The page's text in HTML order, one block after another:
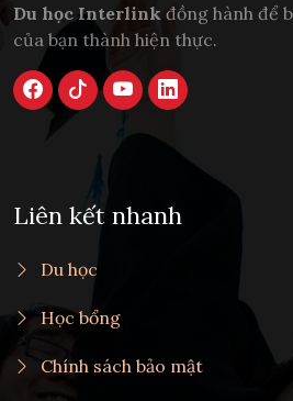
Du học Interlink đồng hành để
của bạn thành hiện thực.
Liên kết nhanh
Du học
Học bổng
Chính sách bảo mật